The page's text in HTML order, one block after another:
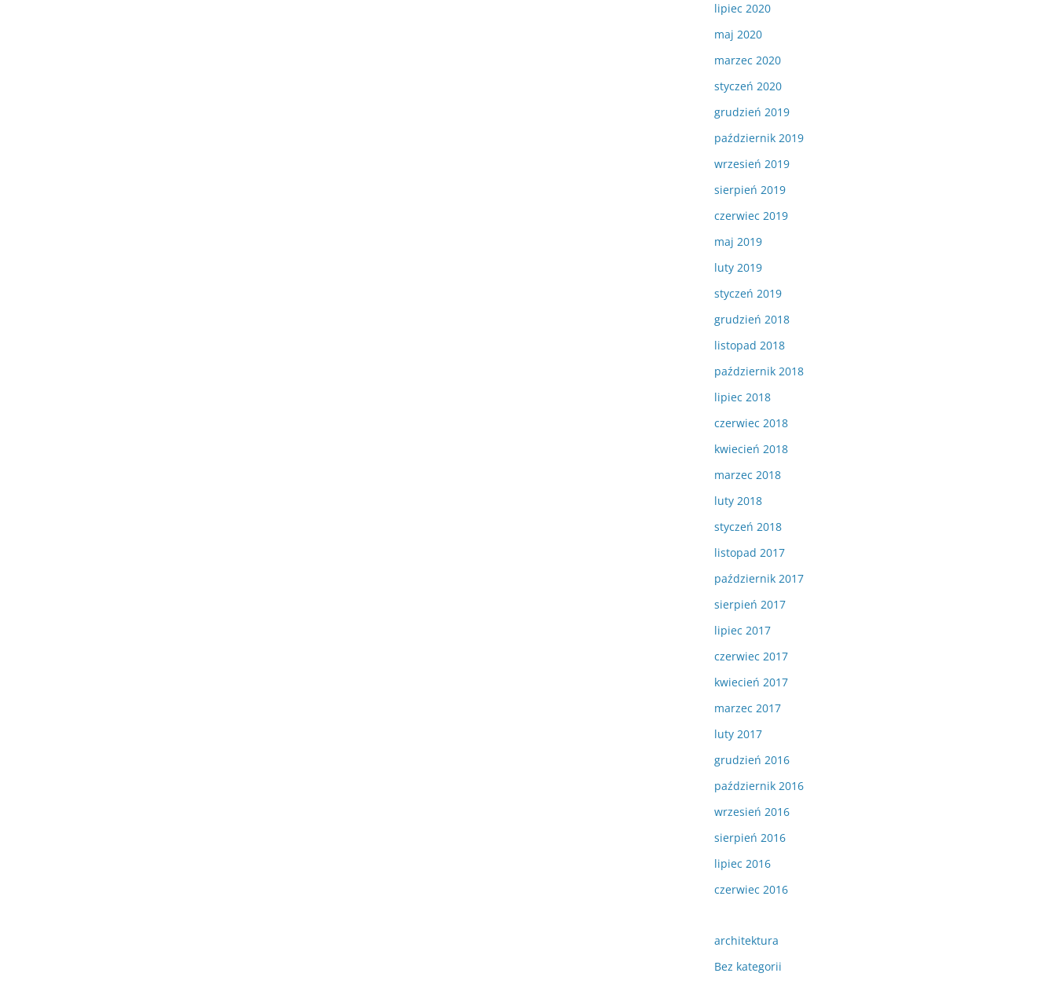
lipiec 2020
maj 2020
marzec 2020
styczeń 2020
grudzień 2019
październik 2019
wrzesień 2019
sierpień 2019
czerwiec 2019
maj 2019
luty 2019
styczeń 2019
grudzień 2018
listopad 2018
październik 2018
lipiec 2018
czerwiec 2018
kwiecień 2018
marzec 2018
luty 2018
styczeń 2018
listopad 2017
październik 2017
sierpień 2017
lipiec 2017
czerwiec 2017
kwiecień 2017
marzec 2017
luty 2017
grudzień 2016
październik 2016
wrzesień 2016
sierpień 2016
lipiec 2016
czerwiec 2016
architektura
Bez kategorii